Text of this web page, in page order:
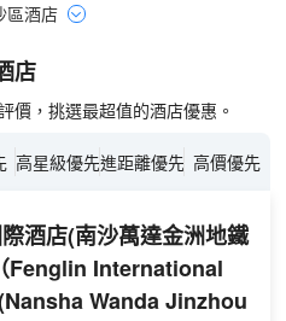
區酒店
店
價，挑選最超值的酒店優惠。
高星級優先進距離優先 高價優先
酒店(南沙萬達金洲地鐵
（Fenglin International
Wanda Jinzhou